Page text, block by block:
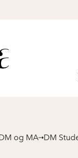
og MA DM